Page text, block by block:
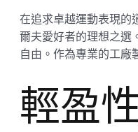
在追求卓越運動表現的
爾夫愛好者的理想之選
自由。作為專業的工廠
輕盈